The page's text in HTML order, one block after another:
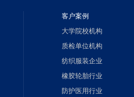
客户案例
大学院校机构
质检单位机构
纺织服装企业
橡胶轮胎行业
防护医用行业